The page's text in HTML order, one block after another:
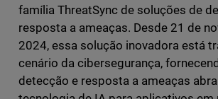
família ThreatSync de soluções de
resposta a ameaças. Desde 21 de
2024, essa solução inovadora está
cenário da cibersegurança,
detecção e resposta a ameaças